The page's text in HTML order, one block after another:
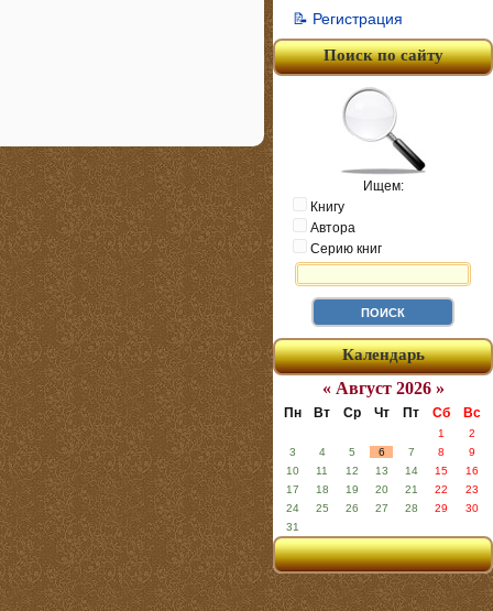
📝 Регистрация
Поиск по сайту
Ищем:
Книгу
Автора
Серию книг
Календарь
« Август 2026 »
Пн Вт Ср Чт Пт Сб Вс
1
2
3
4 5 6 7 8
9
10
11 12 13 14 15
16
17
18 19 20 21 22
23
24
25 26 27 28 29
30
31